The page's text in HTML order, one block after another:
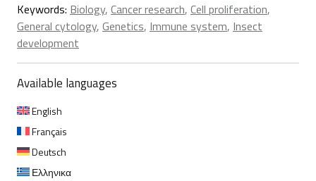
Keywords: Biology, Cancer research, Cell proliferation,
General cytology, Genetics, Immune system, Insect
development
Available languages
English
Français
Deutsch
Ελληνικα